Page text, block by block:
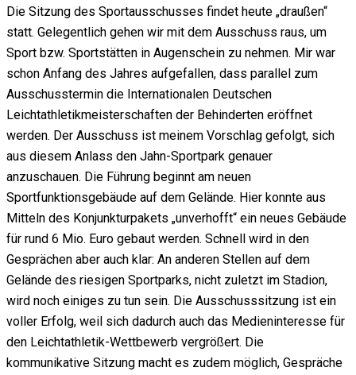
Die Sitzung des Sportausschusses findet heute „draußen“
statt. Gelegentlich gehen wir mit dem Ausschuss raus, um
Sport bzw. Sportstätten in Augenschein zu nehmen. Mir war
schon Anfang des Jahres aufgefallen, dass parallel zum
Ausschusstermin die Internationalen Deutschen
Leichtathletikmeisterschaften der Behinderten eröffnet
werden. Der Ausschuss ist meinem Vorschlag gefolgt, sich
aus diesem Anlass den Jahn-Sportpark genauer
anzuschauen. Die Führung beginnt am neuen
Sportfunktionsgebäude auf dem Gelände. Hier konnte aus
Mitteln des Konjunkturpakets „unverhofft“ ein neues Gebäude
für rund 6 Mio. Euro gebaut werden. Schnell wird in den
Gesprächen aber auch klar: An anderen Stellen auf dem
Gelände des riesigen Sportparks, nicht zuletzt im Stadion,
wird noch einiges zu tun sein. Die Ausschusssitzung ist ein
voller Erfolg, weil sich dadurch auch das Medieninteresse für
den Leichtathletik-Wettbewerb vergrößert. Die
kommunikative Sitzung macht es zudem möglich, Gespräche